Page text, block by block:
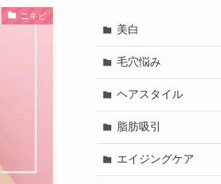
ニキビ
美白
毛穴悩み
ヘアスタイル
脂肪吸引
エイジングケア